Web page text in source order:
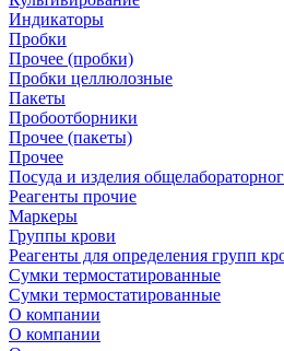
Индикаторы
Пробки
Прочее (пробки)
Пробки целлюлозные
Пакеты
Пробоотборники
Прочее (пакеты)
Прочее
Посуда и изделия
Реагенты прочие
Маркеры
Группы крови
Реагенты для определения групп
Сумки термостатированные
Сумки термостатированные
О компании
О компании